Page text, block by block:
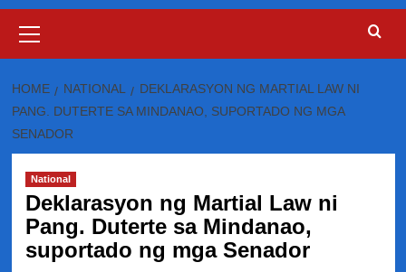
Menu
HOME NATIONAL
DEKLARASYON NG MARTIAL LAW NI
PANG. DUTERTE SA MINDANAO, SUPORTADO NG MGA
SENADOR
National
Deklarasyon ng Martial Law ni
Pang. Duterte sa Mindanao,
suportado ng mga Senador